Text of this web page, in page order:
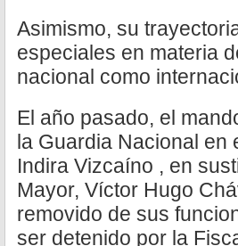
Asimismo, su
especiales en materia
nacional como
El año pasado, el
la Guardia Nacional en
Indira Vizcaíno , en
Mayor, Víctor Hugo
removido de sus
ser detenido por la